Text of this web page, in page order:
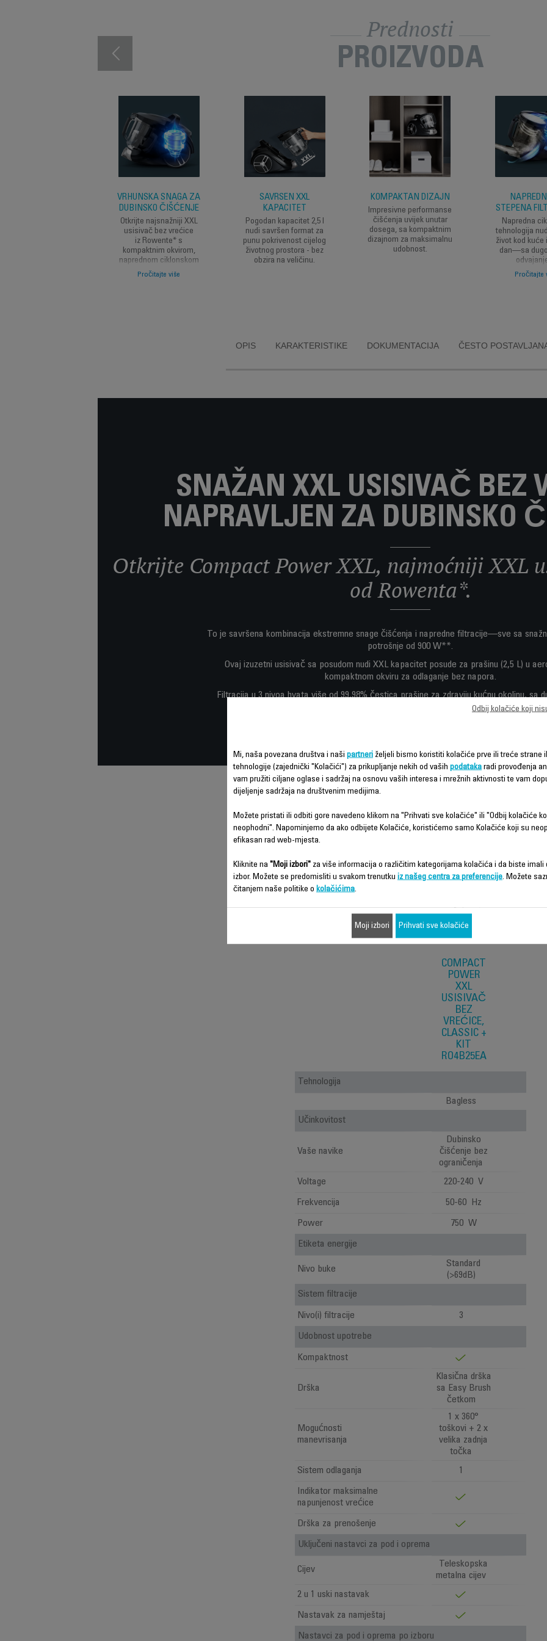
Prednosti
PROIZVODA
VRHUNSKA SNAGA ZA
DUBINSKO ČIŠĆENJE
Otkrijte najsnažniji XXL
usisivač bez vrećice
iz Rowente* s
kompaktnim okvirom,
naprednom ciklonskom
tehnologijom i motorom
sa maksimalnom
Pročitajte više
SAVRŠEN XXL
KAPACITET
Pogodan kapacitet 2,5 l
nudi savršen format za
punu pokrivenost cijelog
životnog prostora - bez
obzira na veličinu.
KOMPAKTAN DIZAJN
Impresivne performanse
čišćenja uvijek unutar
dosega, sa kompaktnim
dizajnom za maksimalnu
udobnost.
STEPENA
Napredna
tehnologija
život kod kuće
dan—sa
prašine/
filtracijom
Pročitajte
OPIS KARAKTERISTIKE DOKUMENTACIJA ČESTO
SNAŽAN XXL USISIVAČ BEZ
NAPRAVLJEN ZA DUBINSKO
Otkrijte Compact Power XXL, najmoćniji XXL
od Rowenta*.
To je savršena kombinacija ekstremne snage čišćenja i napredne filtracije—sve sa
potrošnje od 900 W**.
Ovaj izuzetni usisivač sa posudom nudi XXL kapacitet posude za prašinu (2,5 L) u
kompaktnom okviru za odlaganje bez napora.
Filtracija u 3 nivoa hvata više od 99,98% čestica prašine za zdraviju kućnu okolinu, sa
napajanje koji nudi široki radijus čišćenja od 8,8 m za praktično čišćenje velikih
Karakteristike - Poređenje
COMPACT
POWER
XXL
USISIVAČ
BEZ
VREĆICE,
CLASSIC +
KIT
RO4B25EA
Tehnologija
Bagless
Učinkovitost
Vaše navike
Dubinsko
čišćenje bez
ograničenja
Voltage
220-240 V
Frekvencija 50-60 Hz
Power 750 W
Etiketa energije
Nivo buke
Standard
(>69dB)
Sistem filtracije
Nivo(i) filtracije 3
Udobnost upotrebe
Kompaktnost
Drška
Klasična drška
sa Easy Brush
četkom
Mogućnosti
manevrisanja
1 x 360°
toškovi + 2 x
velika zadnja
točka
Sistem odlaganja
1
Indikator maksimalne
napunjenost vrećice
Drška za prenošenje
Uključeni nastavci za pod i oprema
Cijev
Teleskopska
metalna cijev
2 u 1 uski nastavak
Nastavak za namještaj
Nastavci za pod i oprema po izboru
Mi, naša povezana društva i naši partneri željeli bismo koristiti kolačiće prve ili treće strane
tehnologije (zajednički "Kolačići") za prikupljanje nekih od vaših podataka radi provođenja
vam pružiti ciljane oglase i sadržaj na osnovu vaših interesa i mrežnih aktivnosti te vam
dijeljenje sadržaja na društvenim medijima.
Možete pristati ili odbiti gore navedeno klikom na "Prihvati sve kolačiće" ili "Odbij kolačiće
neophodni". Napominjemo da ako odbijete Kolačiće, koristićemo samo Kolačiće koji su
efikasan rad web-mjesta.
Kliknite na "Moji izbori" za više informacija o različitim kategorijama kolačića i da biste imali
izbor. Možete se predomisliti u svakom trenutku iz našeg centra za preferencije. Možete
čitanjem naše politike o kolačićima.
Odbij kolačiće koji
Moji izbori Prihvati sve kolačiće